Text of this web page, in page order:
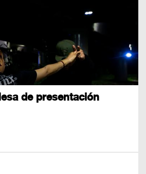
de presentación